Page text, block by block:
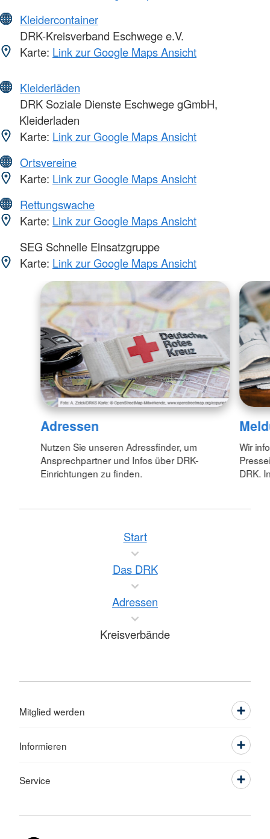
Kleidercontainer
DRK-Kreisverband Eschwege e.V.
Karte: Link zur Google Maps Ansicht
Kleiderläden
DRK Soziale Dienste Eschwege gGmbH,
Kleiderladen
Karte: Link zur Google Maps Ansicht
Ortsvereine
Karte: Link zur Google Maps Ansicht
Rettungswache
Karte: Link zur Google Maps Ansicht
SEG Schnelle Einsatzgruppe
Karte: Link zur Google Maps Ansicht
Adressen
Nutzen Sie unseren Adressfinder, um
Ansprechpartner und Infos über DRK-
Einrichtungen zu finden.
Wir
DRK.
Start
Das DRK
Adressen
Kreisverbände
Mitglied werden
Informieren
Service